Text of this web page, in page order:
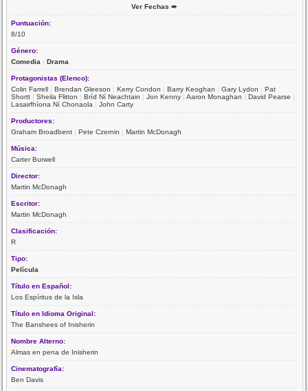
Ver Fechas ➨
Puntuación:
8/10
Género:
Comedia |Drama
Protagonistas (Elenco):
Colin Farrell |Brendan Gleeson |Kerry Condon |Barry Keoghan |Gary Lydon |Pat
Shortt |Sheila Flitton |Bríd Ní Neachtain |Jon Kenny |Aaron Monaghan |David Pearse |
Lasairfhíona Ní Chonaola |John Carty
Productores:
Graham Broadbent |Pete Czernin |Martin McDonagh
Música:
Carter Burwell
Director:
Martin McDonagh
Escritor:
Martin McDonagh
Clasificación:
R
Tipo:
Película
Título en Español:
Los Espíritus de la Isla
Título en Idioma Original:
The Banshees of Inisherin
Nombre Alterno:
Almas en pena de Inisherin
Cinematografía:
Ben Davis